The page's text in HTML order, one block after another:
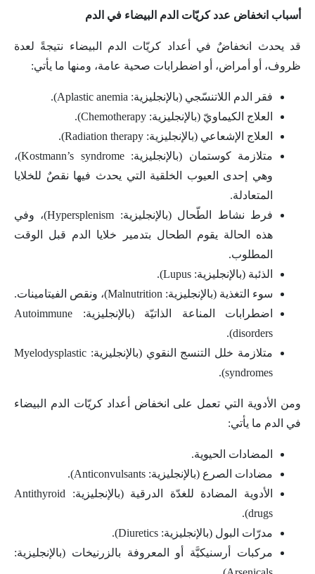
أسباب انخفاض عدد كريّات الدم البيضاء في الدم
قد يحدث انخفاضٌ في أعداد كريّات الدم البيضاء نتيجةً لعدة
ظروف، أو أمراض، أو اضطرابات صحية عامة، ومنها ما يأتي:
فقر الدم اللاتنسّجي (بالإنجليزية: Aplastic anemia).
العلاج الكيماويّ (بالإنجليزية: Chemotherapy).
العلاج الإشعاعي (بالإنجليزية: Radiation therapy).
متلازمة كوستمان (بالإنجليزية: Kostmann’s syndrome)،
وهي إحدى العيوب الخلقية التي يحدث فيها نقصٌ للخلايا
المتعادلة.
فرط نشاط الطّحال (بالإنجليزية: Hypersplenism)، وفي
هذه الحالة يقوم الطحال بتدمير خلايا الدم قبل الوقت
المطلوب.
الذئبة (بالإنجليزية: Lupus).
سوء التغذية (بالإنجليزية: Malnutrition)، ونقص الفيتامينات.
اضطرابات المناعة الذاتيّة (بالإنجليزية: Autoimmune
disorders).
متلازمة خلل التنسج النقوي (بالإنجليزية: Myelodysplastic
syndromes).
ومن الأدوية التي تعمل على انخفاض أعداد كريّات الدم البيضاء
في الدم ما يأتي:
المضادات الحيوية.
مضادات الصرع (بالإنجليزية: Anticonvulsants).
الأدوية المضادة للغدّة الدرقية (بالإنجليزية: Antithyroid
drugs).
مدرّات البول (بالإنجليزية: Diuretics).
مركبات أرسنيكيَّة أو المعروفة بالزرنيخات (بالإنجليزية: